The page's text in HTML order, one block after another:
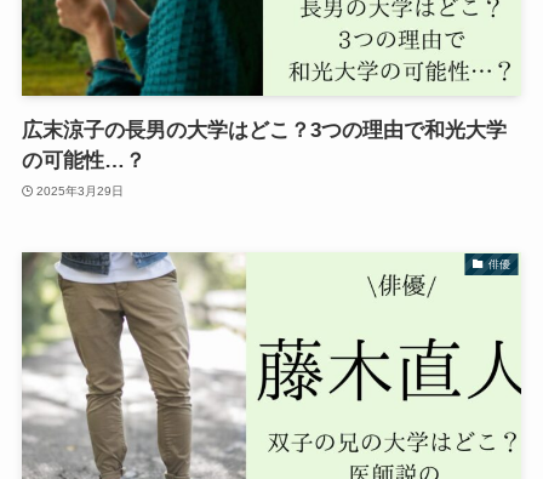
広末涼子の長男の大学はどこ？3つの理由で和光大学
の可能性…？
2025年3月29日
俳優